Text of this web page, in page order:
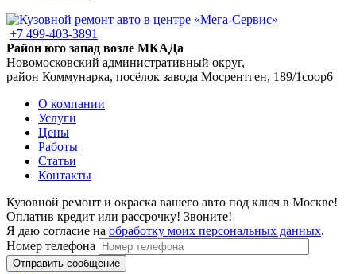
+7 499-403-3891
Район юго запад возле МКАДа
Новомосковский административный округ,
район Коммунарка, посёлок завода Мосрентген, 189/1соор6
О компании
Услуги
Цены
Работы
Статьи
Контакты
Кузовной ремонт и окраска вашего авто под ключ в Москве!
Оплатив кредит или рассрочку! Звоните!
Я даю согласие на обработку моих персональных данных.
Номер телефона